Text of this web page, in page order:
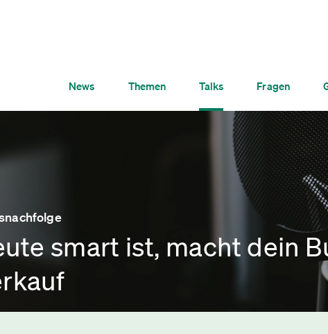
News Themen Talks Fragen
smart ist, macht dein